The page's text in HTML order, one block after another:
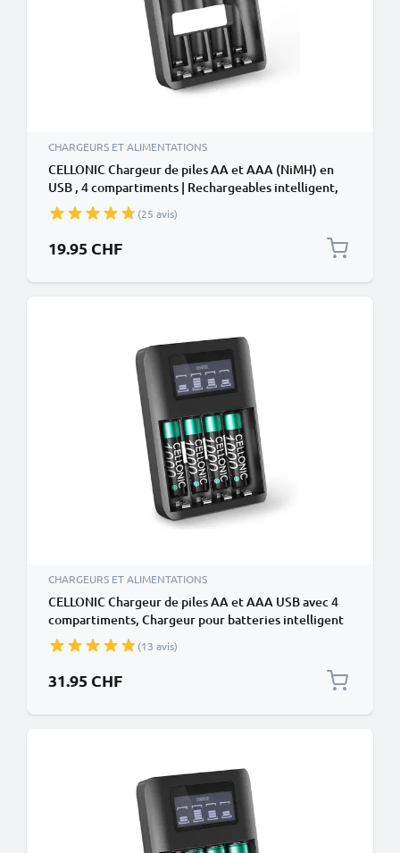
CHARGEURS ET ALIMENTATIONS
CELLONIC Chargeur de piles AA et AAA (NiMH) en
USB , 4 compartiments | Rechargeables intelligent,
Protection contre la surcharge
(25 avis)
19.95 CHF
CHARGEURS ET ALIMENTATIONS
CELLONIC Chargeur de piles AA et AAA USB avec 4
compartiments, Chargeur pour batteries intelligent
+ 4x Batteries AAA rechargeable 1000mAh
(13 avis)
31.95 CHF